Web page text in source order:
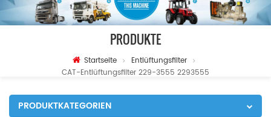
PRODUKTE
Startseite
Entlüftungsfilter
CAT-Entlüftungsfilter 229-3555 2293555
PRODUKTKATEGORIEN